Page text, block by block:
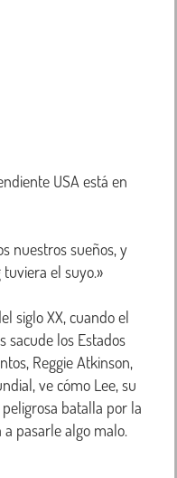
USA está en
nuestros sueños, y
el suyo.»
siglo XX, cuando el
sacude los Estados
Reggie Atkinson,
ve cómo Lee, su
batalla por la
pasarle algo malo.